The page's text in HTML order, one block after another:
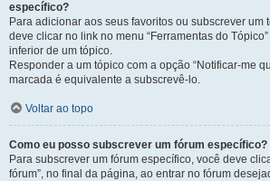
específico?
Para adicionar aos seus favoritos ou subscrever um
deve clicar no link no menu “Ferramentas do
inferior de um tópico.
Responder a um tópico com a opção “Notificar-me
marcada é equivalente a subscrevê-lo.
Voltar ao topo
Como eu posso subscrever um fórum específico?
Para subscrever um fórum específico, você deve
fórum”, no final da página, ao entrar no fórum